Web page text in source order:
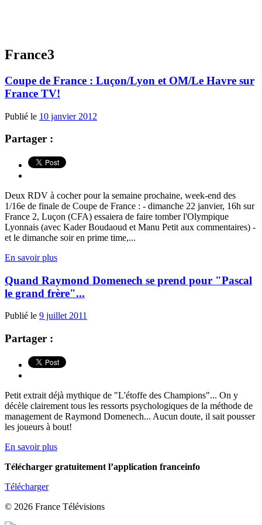
France3
Coupe de France : Luçon/Lyon et OM/Le Havre sur
France TV!
Publié le 10 janvier 2012
Partager :
Deux RDV à cocher pour la semaine prochaine, week-end des
1/16e de finale de Coupe de France : - dimanche 22 janvier, 16h sur
France 2, Luçon (CFA) essaiera de faire tomber l'Olympique
Lyonnais (avec Kader Boudaoud et Manu Petit aux commentaires) -
et le dimanche soir en prime time,...
En savoir plus
Quand Raymond Domenech se prend pour "Pascal
le grand frère"...
Publié le 9 juillet 2011
Partager :
Petit extrait déjà mythique de "L'étoffe des Champions"... On y
décèle clairement tous les ressorts psychologiques de la méthode de
management de Raymond Domenech... Aucun doute, il sait pousser
les joueurs à bout!
En savoir plus
Télécharger gratuitement l’application franceinfo
Télécharger
© 2026 France Télévisions